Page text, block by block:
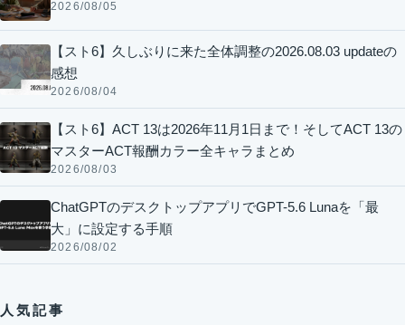
2026/08/05
【スト6】久しぶりに来た全体調整の2026.08.03 updateの
感想
2026/08/04
【スト6】ACT 13は2026年11月1日まで！そしてACT 13の
マスターACT報酬カラー全キャラまとめ
2026/08/03
ChatGPTのデスクトップアプリでGPT-5.6 Lunaを「最
大」に設定する手順
2026/08/02
人気記事